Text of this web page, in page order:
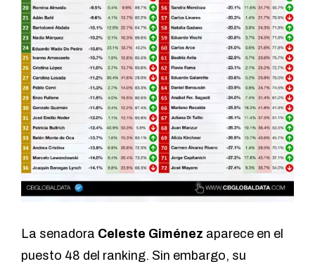
La senadora Celeste Giménez aparece en el
puesto 48 del ranking. Sin embargo, su